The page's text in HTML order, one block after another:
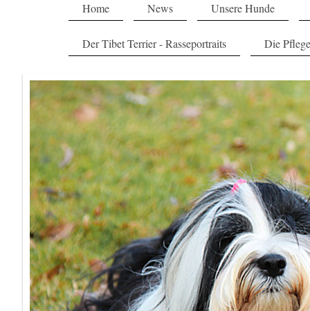
Home News Unsere Hunde
Der Tibet Terrier - Rasseportraits Die Pflege